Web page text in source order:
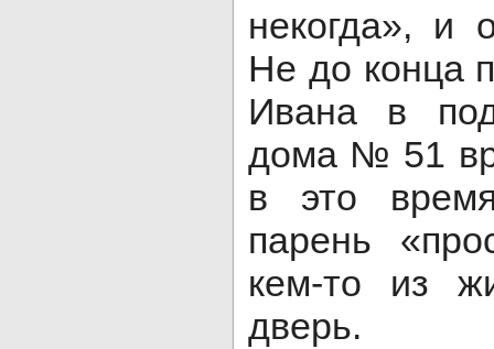
некогда», и
Не до конца
Ивана в
дома № 51
в это
парень
кем-то из
дверь.